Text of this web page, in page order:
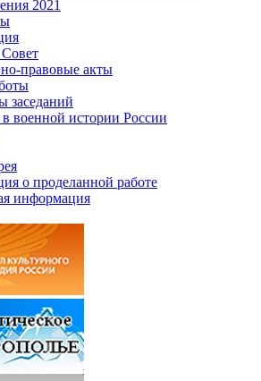
2021
правовые акты
заседаний
военной истории России
о проделанной работе
информация